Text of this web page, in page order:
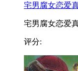
宅男腐女恋爱
宅男腐女恋爱
评分: